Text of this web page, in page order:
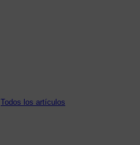
Todos los artículos